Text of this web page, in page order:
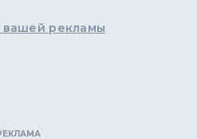
вашей рекламы